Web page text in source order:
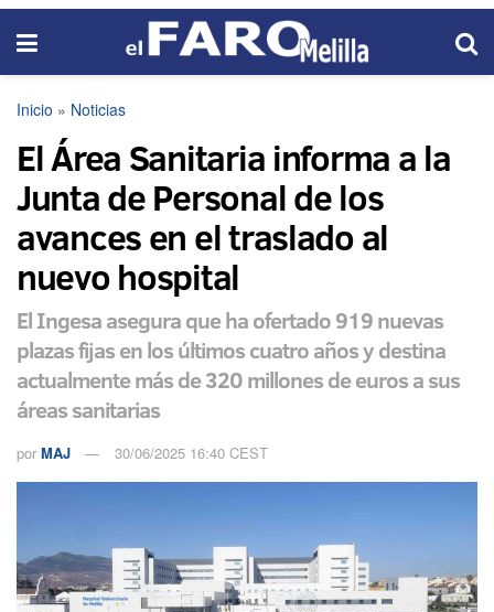
Inicio » Noticias
El Área Sanitaria informa a la
Junta de Personal de los
avances en el traslado al
nuevo hospital
El Ingesa asegura que ha ofertado 919 nuevas
plazas fijas en los últimos cuatro años y destina
actualmente más de 320 millones de euros a sus
áreas sanitarias
por MAJ 30/06/2025 16:40 CEST